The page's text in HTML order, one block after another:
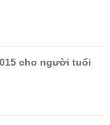
cho người tuổi